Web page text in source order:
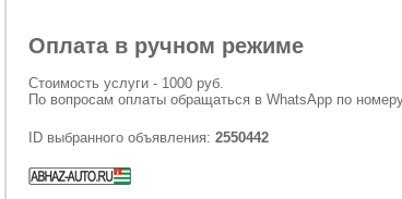
Оплата в ручном режиме
Стоимость услуги - 1000 руб.
По вопросам оплаты обращаться в WhatsApp по
ID выбранного объявления: 2550442